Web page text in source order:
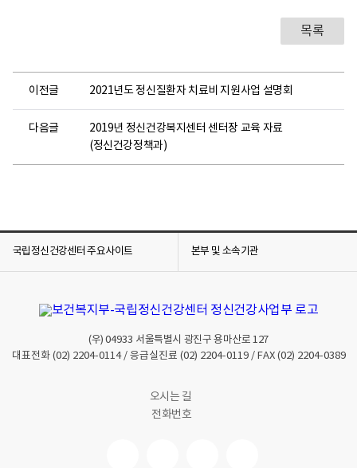
목록
이전글 2021년도 정신질환자 치료비 지원사업 설명회
다음글
2019년 정신건강복지센터 센터장 교육 자료
(정신건강정책과)
국립정신건강센터 주요사이트 본부 및 소속기관
(우)04933 서울특별시 광진구 용마산로 127
대표전화 (02) 2204-0114/ 응급실진료 (02) 2204-0119/ FAX (02) 2204-0389
오시는 길
전화번호